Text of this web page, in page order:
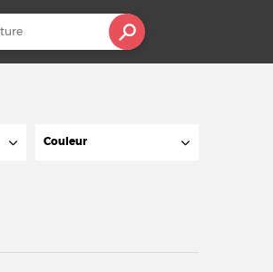
Couleur